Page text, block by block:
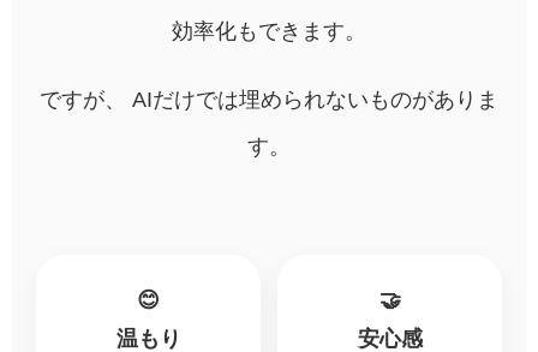
効率化もできます。
ですが、 AIだけでは埋められないものがありま
す。
😊
温もり
🤝
安心感